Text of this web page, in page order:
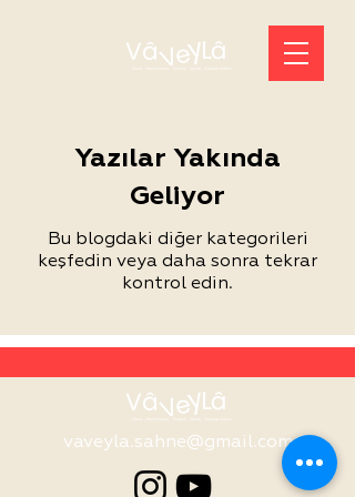
Yazılar Yakında
Geliyor
Bu blogdaki diğer kategorileri
keşfedin veya daha sonra tekrar
kontrol edin.
vaveyla.sahne@gmail.com